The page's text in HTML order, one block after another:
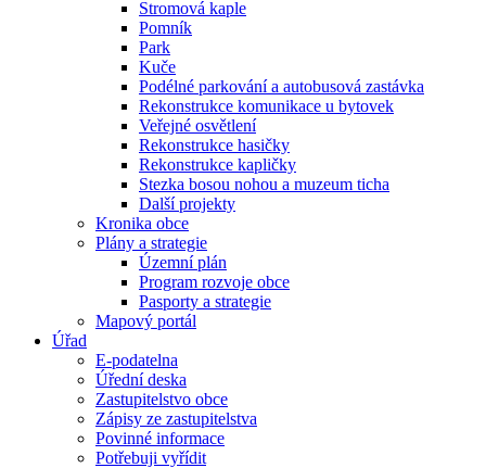
Stromová kaple
Pomník
Park
Kuče
Podélné parkování a autobusová zastávka
Rekonstrukce komunikace u bytovek
Veřejné osvětlení
Rekonstrukce hasičky
Rekonstrukce kapličky
Stezka bosou nohou a muzeum ticha
Další projekty
Kronika obce
Plány a strategie
Územní plán
Program rozvoje obce
Pasporty a strategie
Mapový portál
Úřad
E-podatelna
Úřední deska
Zastupitelstvo obce
Zápisy ze zastupitelstva
Povinné informace
Potřebuji vyřídit